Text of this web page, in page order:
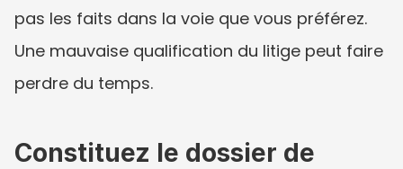
pas les faits dans la voie que vous préférez.
Une mauvaise qualification du litige peut faire
perdre du temps.
Constituez le dossier de